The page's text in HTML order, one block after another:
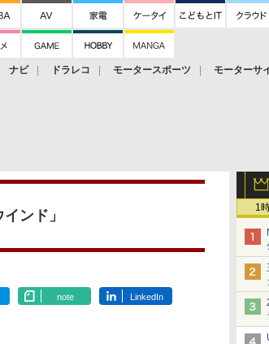
ナビ ドラレコ モータースポーツ モーターサ
1
ンド」
note LinkedIn